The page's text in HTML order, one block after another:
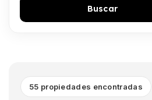
Buscar
55 propiedades encontradas